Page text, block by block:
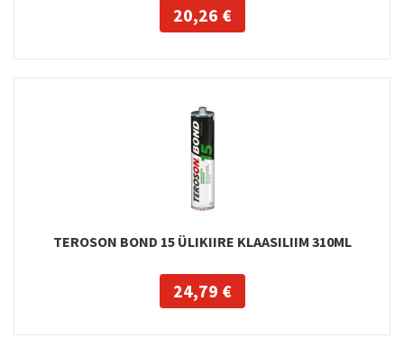
20,26 €
TEROSON BOND 15 ÜLIKIIRE KLAASILIIM 310ML
24,79 €